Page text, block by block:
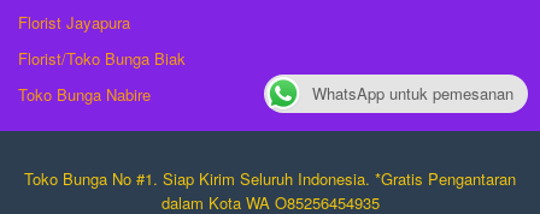
Florist Jayapura
Florist/Toko Bunga Biak
Toko Bunga Nabire
Toko Bunga No #1. Siap Kirim Seluruh Indonesia. *Gratis Pengantaran
dalam Kota WA O85256454935
WhatsApp untuk pemesanan